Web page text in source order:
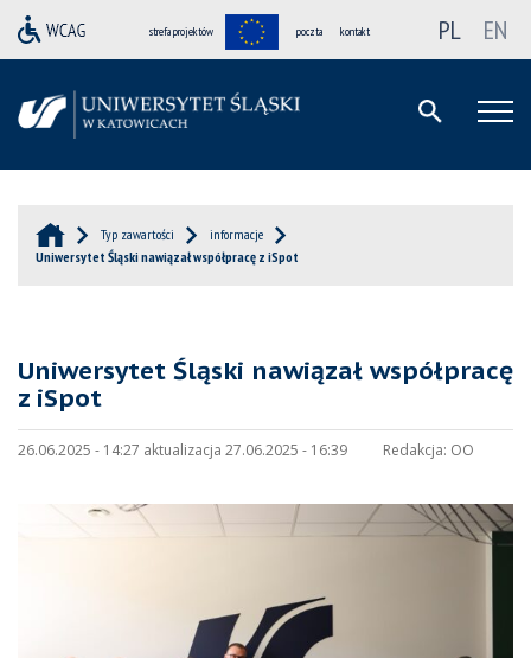
strefa projektów poczta kontakt PL EN
Typ zawartości
informacje
Uniwersytet Śląski nawiązał współpracę z iSpot
Uniwersytet Śląski nawiązał współpracę
z iSpot
26.06.2025 - 14:27 aktualizacja 27.06.2025 - 16:39 Redakcja: OO